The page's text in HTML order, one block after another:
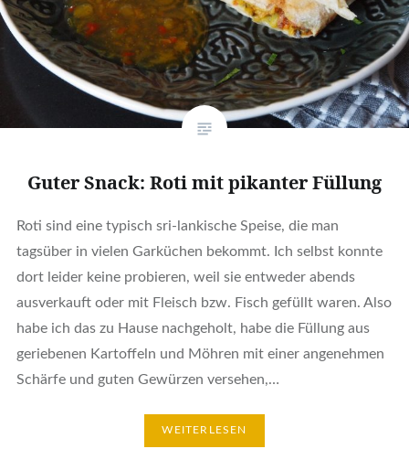
Guter Snack: Roti mit pikanter Füllung
Roti sind eine typisch sri-lankische Speise, die man
tagsüber in vielen Garküchen bekommt. Ich selbst konnte
dort leider keine probieren, weil sie entweder abends
ausverkauft oder mit Fleisch bzw. Fisch gefüllt waren. Also
habe ich das zu Hause nachgeholt, habe die Füllung aus
geriebenen Kartoffeln und Möhren mit einer angenehmen
Schärfe und guten Gewürzen versehen,…
WEITERLESEN